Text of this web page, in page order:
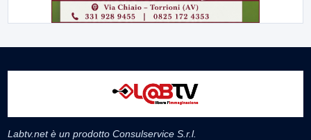
Labtv.net è un prodotto Consulservice S.r.l.